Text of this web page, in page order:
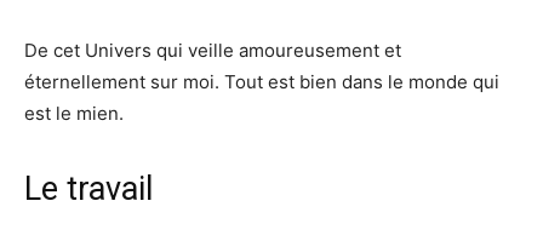
De cet Univers qui veille amoureusement et
éternellement sur moi. Tout est bien dans le monde qui
est le mien.
Le travail